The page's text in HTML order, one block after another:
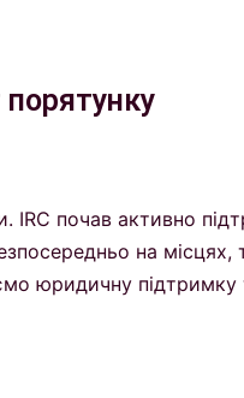
IRC почав активно
на місцях,
юридичну підтримку